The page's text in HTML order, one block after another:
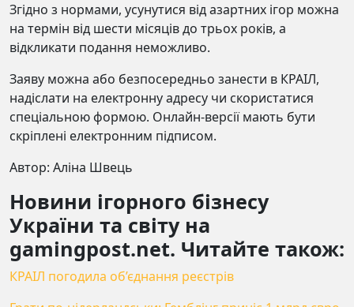
Згідно з нормами, усунутися від азартних ігор можна
на термін від шести місяців до трьох років, а
відкликати подання неможливо.
Заяву можна або безпосередньо занести в КРАІЛ,
надіслати на електронну адресу чи скористатися
спеціальною формою. Онлайн-версії мають бути
скріплені електронним підписом.
Автор: Аліна Швець
Новини ігорного бізнесу
України та світу на
gamingpost.net. Читайте також:
КРАІЛ погодила об’єднання реєстрів